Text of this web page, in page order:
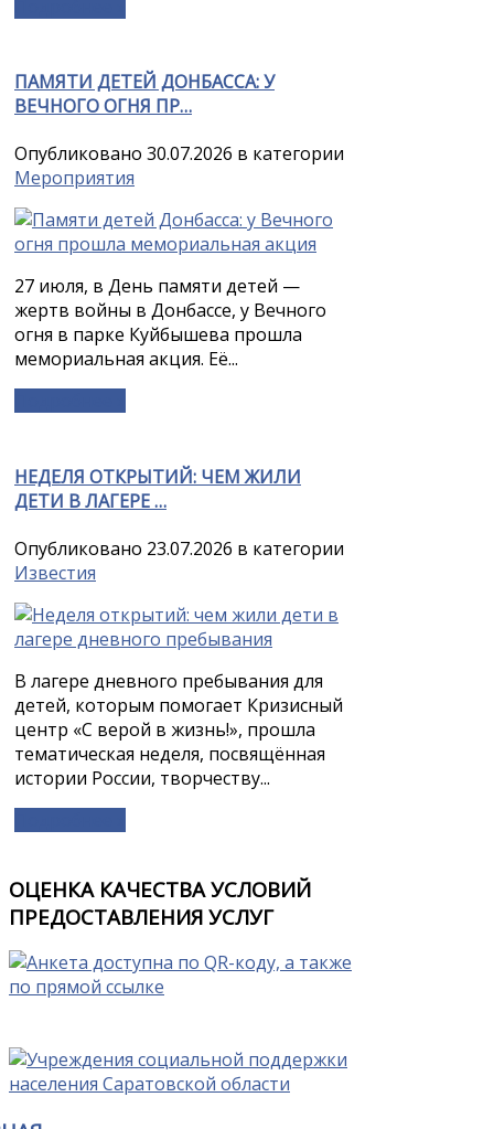
ПАМЯТИ ДЕТЕЙ ДОНБАССА: У
ВЕЧНОГО ОГНЯ ПР…
Опубликовано 30.07.2026 в категории
Мероприятия
27 июля, в День памяти детей —
жертв войны в Донбассе, у Вечного
огня в парке Куйбышева прошла
мемориальная акция. Её...
НЕДЕЛЯ ОТКРЫТИЙ: ЧЕМ ЖИЛИ
ДЕТИ В ЛАГЕРЕ …
Опубликовано 23.07.2026 в категории
Известия
В лагере дневного пребывания для
детей, которым помогает Кризисный
центр «С верой в жизнь!», прошла
тематическая неделя, посвящённая
истории России, творчеству...
ОЦЕНКА КАЧЕСТВА УСЛОВИЙ
ПРЕДОСТАВЛЕНИЯ УСЛУГ